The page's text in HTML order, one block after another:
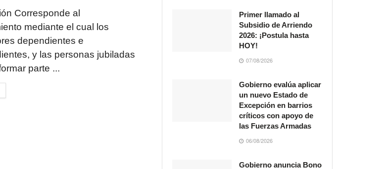
Corresponde al
mediante el cual los
dependientes e
y las personas jubiladas
parte ...
Primer llamado al
Subsidio de Arriendo
2026: ¡Postula hasta
HOY!
07/08/2026
Gobierno evalúa aplicar
un nuevo Estado de
Excepción en barrios
críticos con apoyo de
las Fuerzas Armadas
06/08/2026
Gobierno anuncia Bono